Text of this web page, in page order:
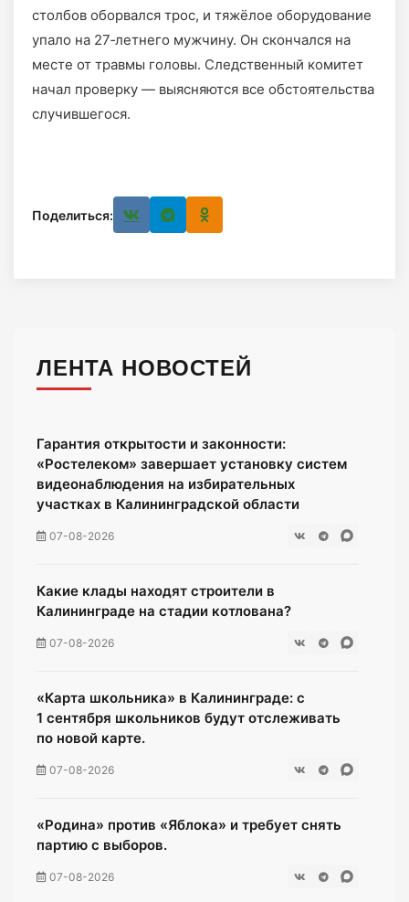
столбов оборвался трос, и тяжёлое оборудование
упало на 27‑летнего мужчину. Он скончался на
месте от травмы головы. Следственный комитет
начал проверку — выясняются все обстоятельства
случившегося.
Поделиться:
ЛЕНТА НОВОСТЕЙ
Гарантия открытости и законности:
«Ростелеком» завершает установку систем
видеонаблюдения на избирательных
участках в Калининградской области
07-08-2026
Какие клады находят строители в
Калининграде на стадии котлована?
07-08-2026
«Карта школьника» в Калининграде: с
1 сентября школьников будут отслеживать
по новой карте.
07-08-2026
«Родина» против «Яблока» и требует снять
партию с выборов.
07-08-2026